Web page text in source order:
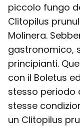
piccolo fungo
Clitopilus
Molinera.
gastronomico,
principianti.
con il Boletus
stesso periodo
stesse
un Clitopilus